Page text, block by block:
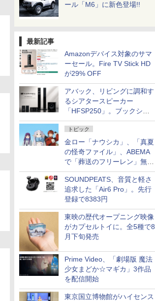
ール「M6」に新色登場!!
最新記事
Amazonデバイス対象のサマ
ーセール。Fire TV Stick HD
が29% OFF
アバック、リビングに調和す
るシアタースピーカー
「HFSP250」。ブックシェ
ルフはペア3万円以下
トピック
金ロー「ナウシカ」、「真夏
の怪奇ファイル」、ABEMA
で「葬送のフリーレン」無料
配信など。夏の特番・配信情
報
SOUNDPEATS、音質と軽さ
追求した「Air6 Pro」。先行
登録で8383円
東映の歴代オープニング映像
がカプセルトイに。全5種で8
月下旬発売
Prime Video、「劇場版 魔法
少女まどか☆マギカ」3作品
を配信開始
東京国立博物館がハイセンス